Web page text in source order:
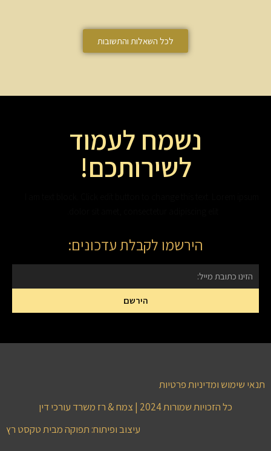
לכל השאלות והתשובות
נשמח לעמוד
לשירותכם!
הירשמו לקבלת עדכונים:
הירשם
שימוש ומדיניות פרטיות
כל הזכויות שמורות 2024 | צמח & רז משרד עורכי דין
עיצוב ופיתוח: תפוקה מבית טקסט רץ